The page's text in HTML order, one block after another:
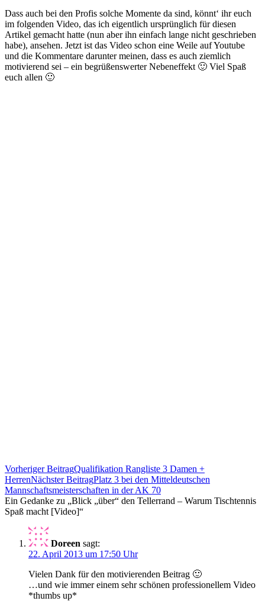
Dass auch bei den Profis solche Momente da sind, könnt‘ ihr euch
im folgenden Video, das ich eigentlich ursprünglich für diesen
Artikel gemacht hatte (nun aber ihn einfach lange nicht geschrieben
habe), ansehen. Jetzt ist das Video schon eine Weile auf Youtube
und die Kommentare darunter meinen, dass es auch ziemlich
motivierend sei – ein begrüßenswerter Nebeneffekt 🙂 Viel Spaß
euch allen 🙂
Beitrags-
Navigation
Vorheriger BeitragQualifikation Rangliste 3 Damen +
HerrenNächster BeitragPlatz 3 bei den Mitteldeutschen
Mannschaftsmeisterschaften in der AK 70
Ein Gedanke zu „Blick „über“ den Tellerrand – Warum Tischtennis
Spaß macht [Video]“
Doreen sagt:
22. April 2013 um 17:50 Uhr
Vielen Dank für den motivierenden Beitrag 🙂
…und wie immer einem sehr schönen professionellem Video
*thumbs up*